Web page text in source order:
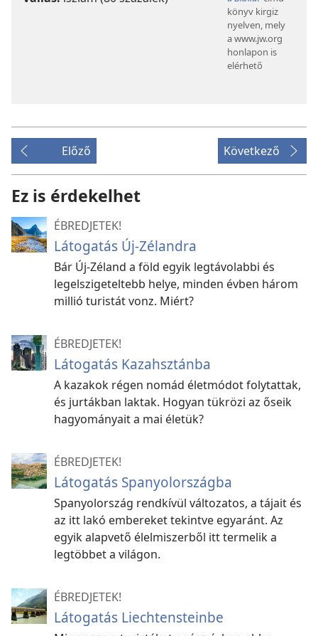
könyv kirgiz
nyelven, mely
a www.jw.org
honlapon is
elérhető
Előző Következő
Ez is érdekelhet
ÉBREDJETEK!
Látogatás Új-Zélandra
Bár Új-Zéland a föld egyik legtávolabbi és
legelszigeteltebb helye, minden évben három
millió turistát vonz. Miért?
ÉBREDJETEK!
Látogatás Kazahsztánba
A kazakok régen nomád életmódot folytattak,
és jurtákban laktak. Hogyan tükrözi az őseik
hagyományait a mai életük?
ÉBREDJETEK!
Látogatás Spanyolországba
Spanyolország rendkívül változatos, a tájait és
az itt lakó embereket tekintve egyaránt. Az
egyik alapvető élelmiszerből itt termelik a
legtöbbet a világon.
ÉBREDJETEK!
Látogatás Liechtensteinbe